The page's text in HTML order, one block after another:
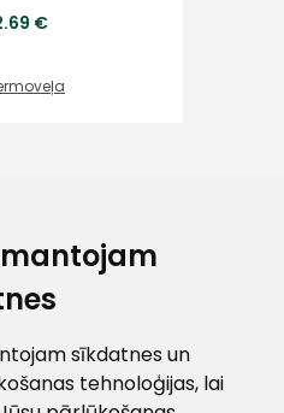
sīkdatnes un
tehnoloģijas, lai
€
nov., LV - 3801
- 17:00
(+371) 63 881
186